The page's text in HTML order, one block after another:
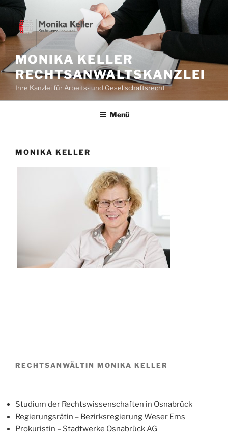
Zum
springen
MONIKA KELLER
RECHTSANWALTSKANZLEI
Ihre Kanzlei für Arbeits- und Gesellschaftsrecht
Menü
MONIKA KELLER
RECHTSANWÄLTIN MONIKA KELLER
Studium der Rechtswissenschaften in Osnabrück
Regierungsrätin – Bezirksregierung Weser Ems
Prokuristin – Stadtwerke Osnabrück AG